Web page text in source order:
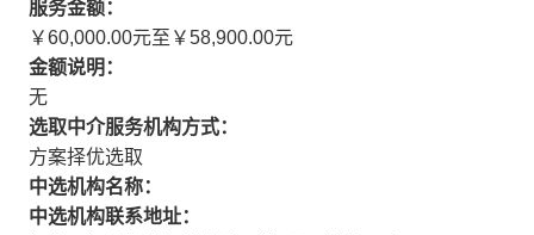
服务金额：
￥60,000.00元至￥58,900.00元
金额说明：
无
选取中介服务机构方式：
方案择优选取
中选机构名称：
中选机构联系地址：